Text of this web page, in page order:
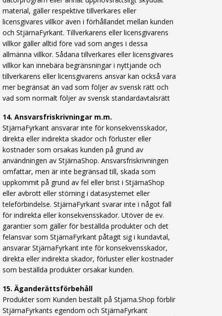
material, gäller respektive tillverkares eller
licensgivares villkor även i förhållandet mellan kunden
och StjärnaFyrkant. Tillverkarens eller licensgivarens
villkor gäller alltid före vad som anges i dessa
allmänna villkor. Sådana tillverkares eller licensgivares
villkor kan innebära begränsningar i nyttjande och
tillverkarens eller licensgivarens ansvar kan också vara
mer begränsat än vad som följer av svensk rätt och
vad som normalt följer av svensk standardavtalsrätt
14. Ansvarsfriskrivningar m.m.
StjärnaFyrkant ansvarar inte för konsekvensskador,
direkta eller indirekta skador och förluster eller
kostnader som orsakas kunden på grund av
användningen av StjärnaShop. Ansvarsfriskrivningen
omfattar, men är inte begränsad till, skada som
uppkommit på grund av fel eller brist i StjärnaShop
eller avbrott eller störning i datasystemet eller
teleförbindelse. StjärnaFyrkant svarar inte i något fall
för indirekta eller konsekvensskador. Utöver de ev.
garantier som gäller för beställda produkter och det
felansvar som StjärnaFyrkant påtagit sig i kundavtal,
ansvarar StjärnaFyrkant inte för konsekvensskador,
direkta eller indirekta skador, förluster eller kostnader
som beställda produkter orsakar kunden.
15. Äganderättsförbehåll
Produkter som Kunden beställt på Stjarna.Shop förblir
StjärnaFyrkants egendom och StjärnaFyrkant